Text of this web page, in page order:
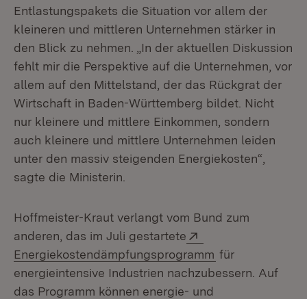
Entlastungspakets die Situation vor allem der
kleineren und mittleren Unternehmen stärker in
den Blick zu nehmen. „In der aktuellen Diskussion
fehlt mir die Perspektive auf die Unternehmen, vor
allem auf den Mittelstand, der das Rückgrat der
Wirtschaft in Baden-Württemberg bildet. Nicht
nur kleinere und mittlere Einkommen, sondern
auch kleinere und mittlere Unternehmen leiden
unter den massiv steigenden Energiekosten“,
sagte die Ministerin.
Hoffmeister-Kraut verlangt vom Bund zum
anderen, das im Juli gestartete
Energiekostendämpfungsprogramm (Öffnet in
für
energieintensive Industrien nachzubessern. Auf
das Programm können energie- und